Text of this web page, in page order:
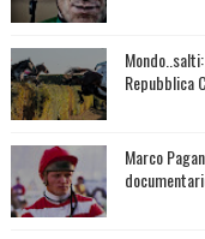
Repubblica
Marco